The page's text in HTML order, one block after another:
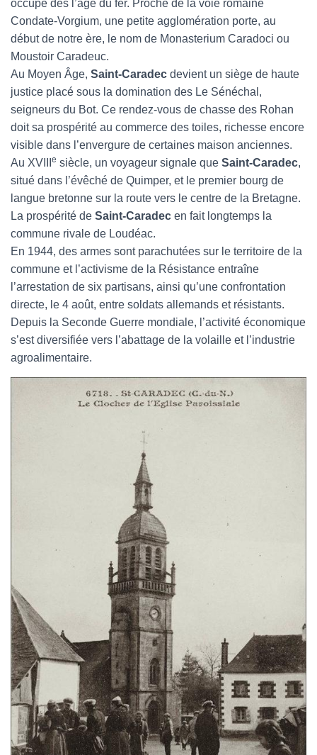
occupé dès l’âge du fer. Proche de la voie romaine
Condate-Vorgium, une petite agglomération porte, au
début de notre ère, le nom de Monasterium Caradoci ou
Moustoir Caradeuc.
Au Moyen Âge, Saint-Caradec devient un siège de haute
justice placé sous la domination des Le Sénéchal,
seigneurs du Bot. Ce rendez-vous de chasse des Rohan
doit sa prospérité au commerce des toiles, richesse encore
visible dans l’envergure de certaines maison anciennes.
Au XVIII
e siècle, un voyageur signale que Saint-Caradec,
situé dans l’évêché de Quimper, et le premier bourg de
langue bretonne sur la route vers le centre de la Bretagne.
La prospérité de Saint-Caradec en fait longtemps la
commune rivale de Loudéac.
En 1944, des armes sont parachutées sur le territoire de la
commune et l’activisme de la Résistance entraîne
l’arrestation de six partisans, ainsi qu’une confrontation
directe, le 4 août, entre soldats allemands et résistants.
Depuis la Seconde Guerre mondiale, l’activité économique
s’est diversifiée vers l’abattage de la volaille et l’industrie
agroalimentaire.